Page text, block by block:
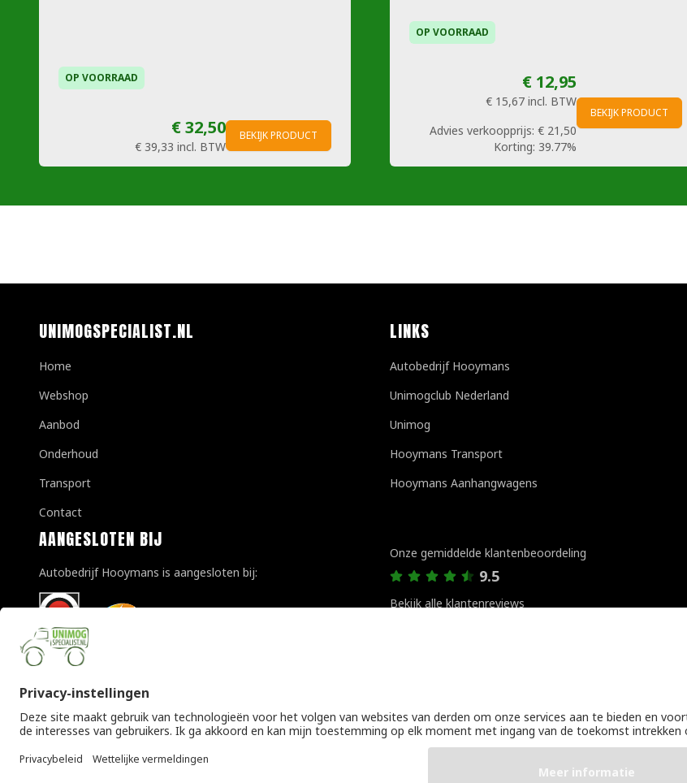
OP VOORRAAD
€ 32,50
€ 39,33 incl. BTW
BEKIJK PRODUCT
OP VOORRAAD
€ 12,95
€ 15,67 incl. BTW
Advies verkoopprijs: € 21,50
Korting: 39.77%
BEKIJK PRODUCT
UNIMOGSPECIALIST.NL
Home
Webshop
Aanbod
Onderhoud
Transport
Contact
AANGESLOTEN BIJ
Autobedrijf Hooymans is aangesloten bij:
LINKS
Autobedrijf Hooymans
Unimogclub Nederland
Unimog
Hooymans Transport
Hooymans Aanhangwagens
Onze gemiddelde klantenbeoordeling
9.5
Bekijk alle klantenreviews